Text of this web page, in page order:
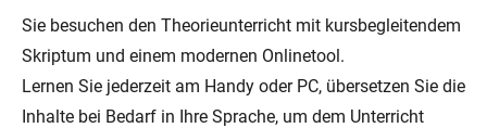
Sie besuchen den Theorieunterricht mit kursbegleitendem
Skriptum und einem modernen Onlinetool.
Lernen Sie jederzeit am Handy oder PC, übersetzen Sie die
Inhalte bei Bedarf in Ihre Sprache, um dem Unterricht